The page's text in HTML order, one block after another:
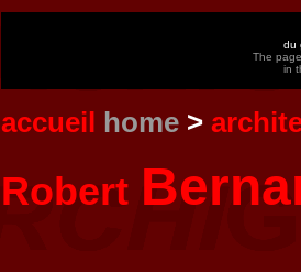
du
The
in
accueil home >
Robert